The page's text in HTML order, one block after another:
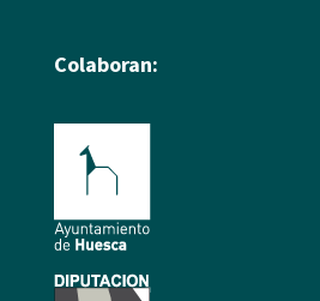
Colaboran: